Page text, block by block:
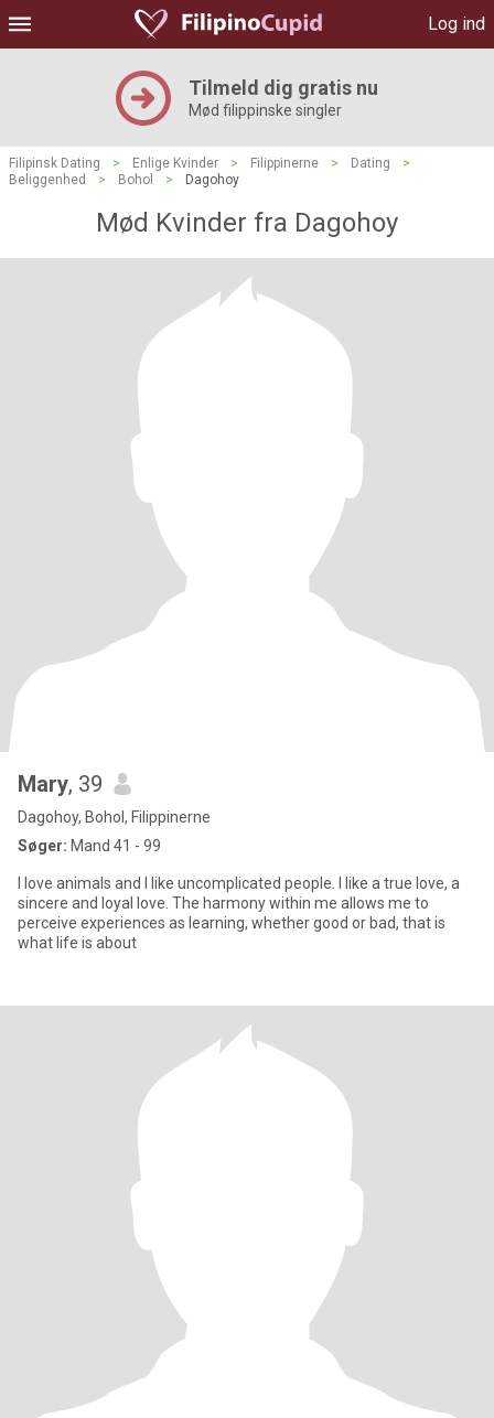
Log ind
Tilmeld dig gratis nu
Mød filippinske singler
Filipinsk Dating > Enlige Kvinder > Filippinerne > Dating
>
Beliggenhed
> Bohol > Dagohoy
Mød Kvinder fra Dagohoy
Mary, 39
Dagohoy, Bohol, Filippinerne
Søger: Mand 41 - 99
I love animals and I like uncomplicated people. I like a true love, a
sincere and loyal love. The harmony within me allows me to
perceive experiences as learning, whether good or bad, that is
what life is about